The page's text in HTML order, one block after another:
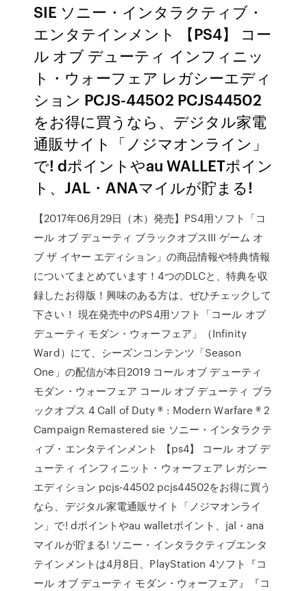
SIE ソニー・インタラクティブ・
エンタテインメント 【PS4】 コー
ル オブ デューティ インフィニッ
ト・ウォーフェア レガシーエディ
ション PCJS-44502 PCJS44502
をお得に買うなら、デジタル家電
通販サイト「ノジマオンライン」
で! dポイントやau WALLETポイン
ト、JAL・ANAマイルが貯まる!
【2017年06月29日（木）発売】PS4用ソフト「コ
ール オブ デューティ ブラックオプスIII ゲーム オ
ブ ザ イヤー エディション」の商品情報や特典情報
についてまとめています！4つのDLCと、特典を収
録したお得版！興味のある方は、ぜひチェックして
下さい！ 現在発売中のPS4用ソフト「コール オブ
デューティ モダン・ウォーフェア」（Infinity
Ward）にて、シーズンコンテンツ「Season
One」の配信が本日2019 コール オブ デューティ
モダン・ウォーフェア コール オブ デューティ ブラ
ックオプス 4 Call of Duty ® : Modern Warfare ® 2
Campaign Remastered sie ソニー・インタラクテ
ィブ・エンタテインメント 【ps4】 コール オブ デ
ューティ インフィニット・ウォーフェア レガシー
エディション pcjs-44502 pcjs44502をお得に買う
なら、デジタル家電通販サイト「ノジマオンライ
ン」で! dポイントやau walletポイント、jal・ana
マイルが貯まる! ソニー・インタラクティブエンタ
テインメントは4月8日、PlayStation 4ソフト『コ
ール オブ デューティ モダン・ウォーフェア』『コ